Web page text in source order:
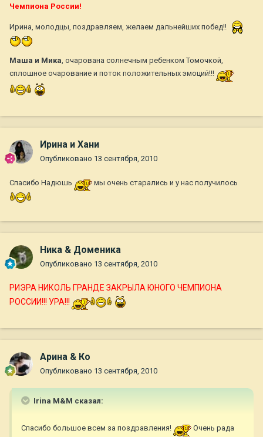
Чемпиона России!
Ирина, молодцы, поздравляем, желаем дальнейших побед!!
Маша и Мика , очарована солнечным ребенком Томочкой,
сплошное очарование и поток положительных эмоций!!!
Ирина и Хани
Опубликовано 13 сентября, 2010
Спасибо Надюшь мы очень старались и у нас получилось
Ника & Доменика
Опубликовано 13 сентября, 2010
РИЭРА НИКОЛЬ ГРАНДЕ ЗАКРЫЛА ЮНОГО ЧЕМПИОНА
РОССИИ!!! УРА!!!
Арина & Ко
Опубликовано 13 сентября, 2010
Irina M&M сказал:
Спасибо большое всем за поздравления!
Очень рада